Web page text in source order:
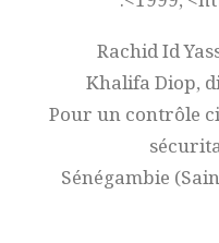
Rachid Id
Khalifa Diop,
Pour un contrôle
Sénégambie